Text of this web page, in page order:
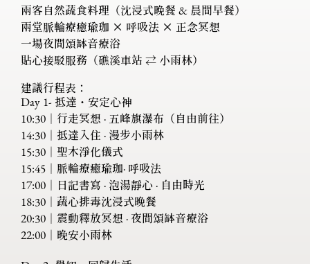
兩客自然蔬食料理（沈浸式晚餐 & 晨間早餐）
兩堂脈輪療癒瑜珈 × 呼吸法 × 正念冥想
一場夜間頌缽音療浴
貼心接駁服務（礁溪車站 ⇄ 小雨林）
建議行程表：
Day 1- 抵達・安定心神
10:30｜行走冥想 · 五峰旗瀑布（自由前往）
14:30｜抵達入住 · 漫步小雨林
15:30｜聖木淨化儀式
15:45｜脈輪療癒瑜珈· 呼吸法
17:00｜日記書寫 · 泡湯靜心 · 自由時光
18:30｜蔬心排毒沈浸式晚餐
20:30｜震動釋放冥想 · 夜間頌缽音療浴
22:00｜晚安小雨林